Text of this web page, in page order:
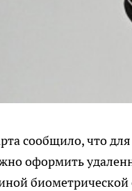
сообщило, что
оформить